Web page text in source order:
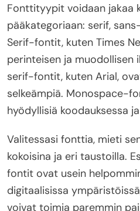
Fonttityypit voidaan jakaa
pääkategoriaan: serif,
Serif-fontit, kuten Times
perinteisen ja muodollisen
serif-fontit, kuten Arial,
selkeämpiä. Monospace-
hyödyllisiä koodauksessa
Valitessasi fonttia, mieti
kokoisina ja eri taustoilla.
fontit ovat usein
digitaalisissa
voivat toimia paremmin